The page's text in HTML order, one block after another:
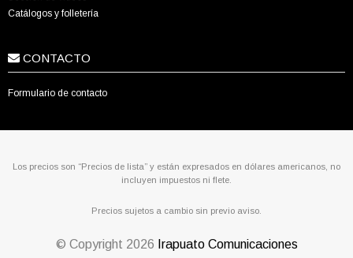
Catálogos y folletería
CONTACTO
Formulario de contacto
Los precios son “Precios de lista” y están expresados en dólares americanos, no
incluyen impuestos ni flete.
Precios sujetos a cambio sin previo aviso.
© Copyright 2026 Irapuato Comunicaciones